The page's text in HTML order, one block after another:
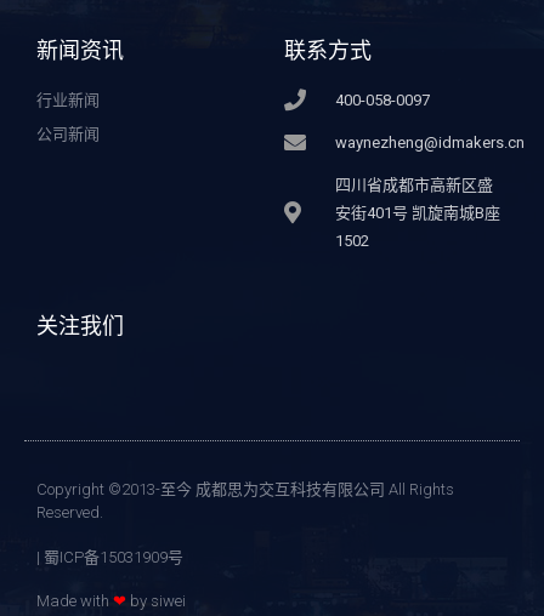
新闻资讯
行业新闻
公司新闻
联系方式
400-058-0097
waynezheng@idmakers.cn
四川省成都市高新区盛
安街401号 凯旋南城B座
1502
关注我们
Copyright ©2013-至今 成都思为交互科技有限公司 All Rights
Reserved.
| 蜀ICP备15031909号
Made with ❤ by siwei